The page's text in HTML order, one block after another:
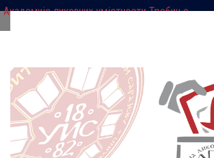
Академије ликовних умјетности Требиње